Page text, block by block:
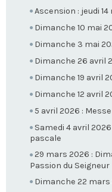
Ascension : jeudi
Dimanche 10 mai
Dimanche 3 mai
Dimanche 26 avril
Dimanche 19 avril
Dimanche 12 avril
5 avril 2026 :
Samedi 4 avril
pascale
29 mars 2026 :
Passion du Seigneur
Dimanche 22 mars